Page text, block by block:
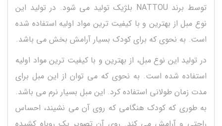
توسط برند NATTOU بلژیک تولید می شود. در تولید این
نوع مبل از بهترین و با کیفیت ترین مواد اولیه استفاده شده
است. به نحوی که برای کودک بسیار آرامش بخش می باشد.
در تولید این نوع مبل، از بهترین و با کیفیت ترین مواد اولیه
استفاده شده است. به نحوی که می توان از این مبل برای
مدت زمان طولانی استفاده کرد. این مبل بسیار نرم می باشد.
به طوری که کودک هنگامی که روی آن می نشیند، احساس